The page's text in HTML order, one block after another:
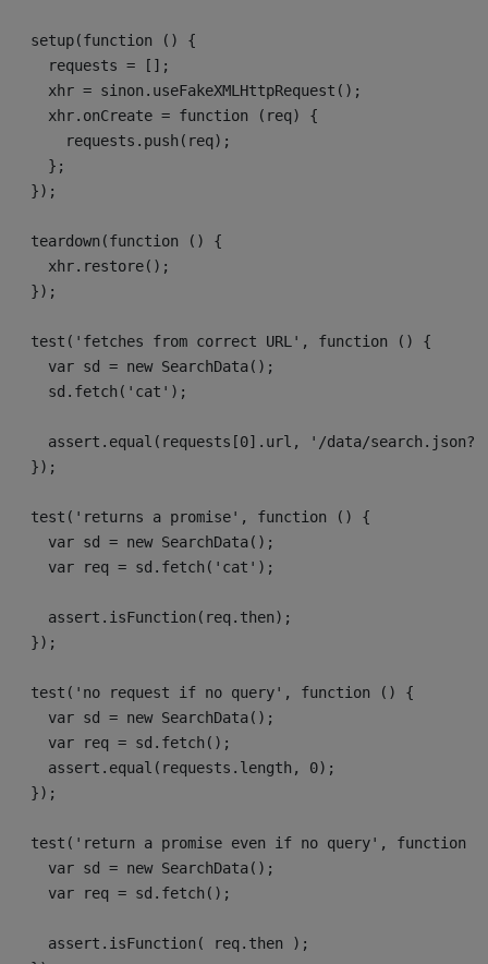
  setup(function () {
    requests = [];
    xhr = sinon.useFakeXMLHttpRequest();
    xhr.onCreate = function (req) {
      requests.push(req);
    };
  });
  teardown(function () {
    xhr.restore();
  });
  test('fetches from correct URL', function () {
    var sd = new SearchData();
    sd.fetch('cat');
assert.equal(requests[0].url, '/data/
  });
  test('returns a promise', function () {
    var sd = new SearchData();
    var req = sd.fetch('cat');
    assert.isFunction(req.then);
  });
  test('no request if no query', function () {
    var sd = new SearchData();
    var req = sd.fetch();
    assert.equal(requests.length, 0);
  });
test('return a promise even if no query', function
    var sd = new SearchData();
    var req = sd.fetch();
    assert.isFunction( req.then );